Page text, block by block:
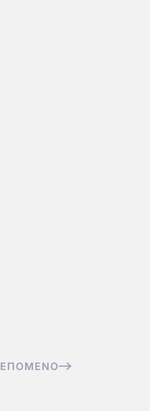
ΕΠΌΜΕΝΟ